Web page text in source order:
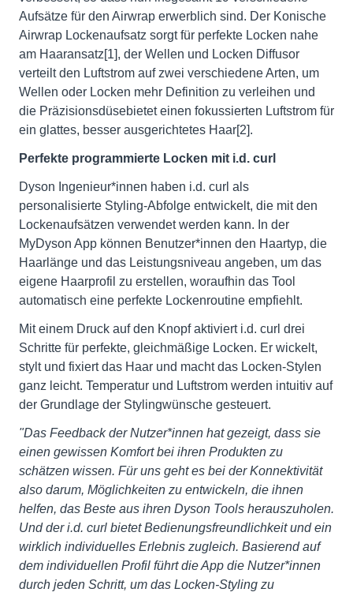
Aufsätze für den Airwrap erwerblich sind. Der Konische
Airwrap Lockenaufsatz sorgt für perfekte Locken nahe
am Haaransatz[1], der Wellen und Locken Diffusor
verteilt den Luftstrom auf zwei verschiedene Arten, um
Wellen oder Locken mehr Definition zu verleihen und
die Präzisionsdüsebietet einen fokussierten Luftstrom für
ein glattes, besser ausgerichtetes Haar[2].
Perfekte programmierte Locken mit i.d. curl
Dyson Ingenieur*innen haben i.d. curl als
personalisierte Styling-Abfolge entwickelt, die mit den
Lockenaufsätzen verwendet werden kann. In der
MyDyson App können Benutzer*innen den Haartyp, die
Haarlänge und das Leistungsniveau angeben, um das
eigene Haarprofil zu erstellen, woraufhin das Tool
automatisch eine perfekte Lockenroutine empfiehlt.
Mit einem Druck auf den Knopf aktiviert i.d. curl drei
Schritte für perfekte, gleichmäßige Locken. Er wickelt,
stylt und fixiert das Haar und macht das Locken-Stylen
ganz leicht. Temperatur und Luftstrom werden intuitiv auf
der Grundlage der Stylingwünsche gesteuert.
"Das Feedback der Nutzer*innen hat gezeigt, dass sie
einen gewissen Komfort bei ihren Produkten zu
schätzen wissen. Für uns geht es bei der Konnektivität
also darum, Möglichkeiten zu entwickeln, die ihnen
helfen, das Beste aus ihren Dyson Tools herauszuholen.
Und der i.d. curl bietet Bedienungsfreundlichkeit und ein
wirklich individuelles Erlebnis zugleich. Basierend auf
dem individuellen Profil führt die App die Nutzer*innen
durch jeden Schritt, um das Locken-Styling zu